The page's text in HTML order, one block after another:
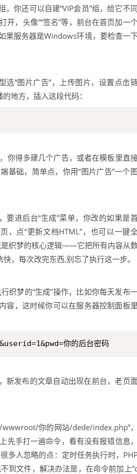
你还可以自建“VIP会员”组，给它不
开，头像”“签名”等，前台在首页加一
果服务器是Windows环境，要检查一
选“图片广告”，上传图片，设置点击
地方，插入这段代码：
你得多建几个广告，或者在模板里直
基础，简单点，你用“图片广告”一个
进后台“生成”菜单，你改的如果是
，点“更新文档HTML”，也可以一键
是织梦的核心逻辑——它把所有内容从
，每次改完东西,别忘了执行这一步。
织梦的“生成”操作，比如你每天发布
容，这时候你可以在服务器控制面板
你的后台密码
新发布的文章自动出现在前台，老页
wwwroot/你的网站/dede/index.php”
先手打一遍命令，看有没有报错信息
多人忽略的点：定时任务执行时，
到文件，解决办法是，在命令前加上